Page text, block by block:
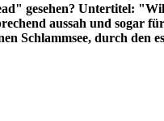
gesehen? Untertitel:
aussah und sogar
Schlammsee, durch den